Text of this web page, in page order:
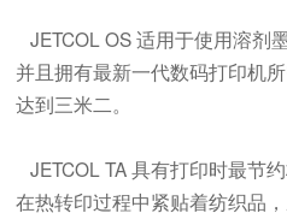
JETCOL OS 适用于使用溶剂
并且拥有最新一代数码打印机
达到三米二。
JETCOL TA 具有打印时最节
在热转印过程中紧贴着纺织品